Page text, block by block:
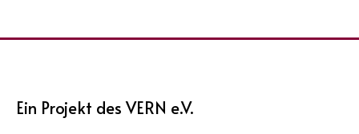
Ein Projekt des VERN e.V.